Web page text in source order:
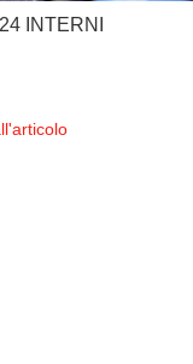
INTERNI